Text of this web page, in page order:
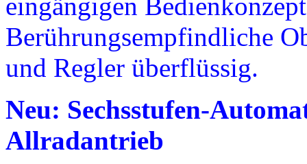
Berührungsempfindliche
und Regler überflüssig.
Neu: Sechsstufen-
Allradantrieb